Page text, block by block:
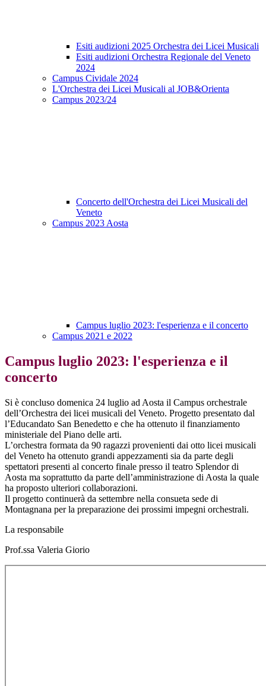
Esiti audizioni 2025 Orchestra dei Licei Musicali
Esiti audizioni Orchestra Regionale del Veneto
2024
Campus Cividale 2024
L'Orchestra dei Licei Musicali al JOB&Orienta
Campus 2023/24
Concerto dell'Orchestra dei Licei Musicali del
Veneto
Campus 2023 Aosta
Campus luglio 2023: l'esperienza e il concerto
Campus 2021 e 2022
Campus luglio 2023: l'esperienza e il
concerto
Si è concluso domenica 24 luglio ad Aosta il Campus orchestrale
dell’Orchestra dei licei musicali del Veneto. Progetto presentato dal
l’Educandato San Benedetto e che ha ottenuto il finanziamento
ministeriale del Piano delle arti.
L’orchestra formata da 90 ragazzi provenienti dai otto licei musicali
del Veneto ha ottenuto grandi appezzamenti sia da parte degli
spettatori presenti al concerto finale presso il teatro Splendor di
Aosta ma soprattutto da parte dell’amministrazione di Aosta la quale
ha proposto ulteriori collaborazioni.
Il progetto continuerà da settembre nella consueta sede di
Montagnana per la preparazione dei prossimi impegni orchestrali.
La responsabile
Prof.ssa Valeria Giorio